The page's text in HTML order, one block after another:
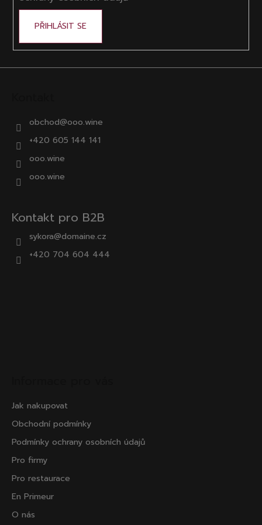
PŘIHLÁSIT SE
obchod@ooo.wine
+420 605 144 141
ooo.wine
ooo.wine
Kontakt pro B2B
sykora@domaine.cz
+420 704 604 444
Jak nakupovat
Obchodní podmínky
Podmínky ochrany osobních údajů
Pro firmy
Pro restaurace
En Primeur
O nás